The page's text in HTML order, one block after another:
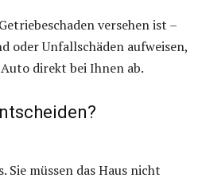
versehen ist –
oder Unfallschäden aufweisen,
direkt bei Ihnen ab.
müssen das Haus nicht